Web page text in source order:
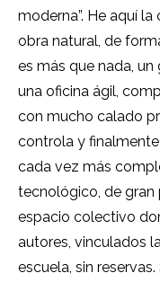
moderna”. He aquí
obra natural, de
es más que nada,
una oficina ágil,
con mucho calado
controla y
cada vez más
tecnológico, de gran
espacio colectivo
autores, vinculados
escuela, sin